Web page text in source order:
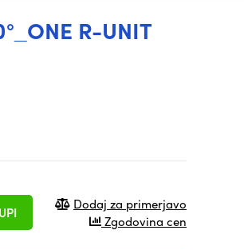
R-UNIT
Dodaj za primerjavo
Zgodovina cen